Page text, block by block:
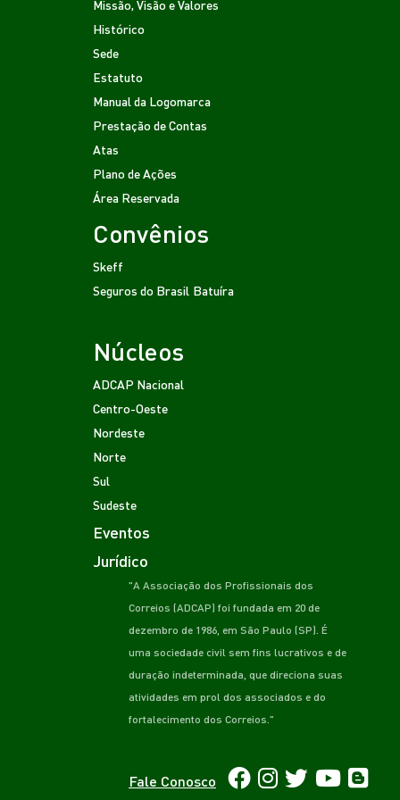
Missão, Visão e Valores
Histórico
Sede
Estatuto
Manual da Logomarca
Prestação de Contas
Atas
Plano de Ações
Área Reservada
Convênios
Skeff
Seguros do Brasil Batuíra
Núcleos
ADCAP Nacional
Centro-Oeste
Nordeste
Norte
Sul
Sudeste
Eventos
Jurídico
"A Associação dos Profissionais dos
Correios (ADCAP) foi fundada em 20 de
dezembro de 1986, em São Paulo (SP). É
uma sociedade civil sem fins lucrativos e de
duração indeterminada, que direciona suas
atividades em prol dos associados e do
fortalecimento dos Correios."
Fale Conosco